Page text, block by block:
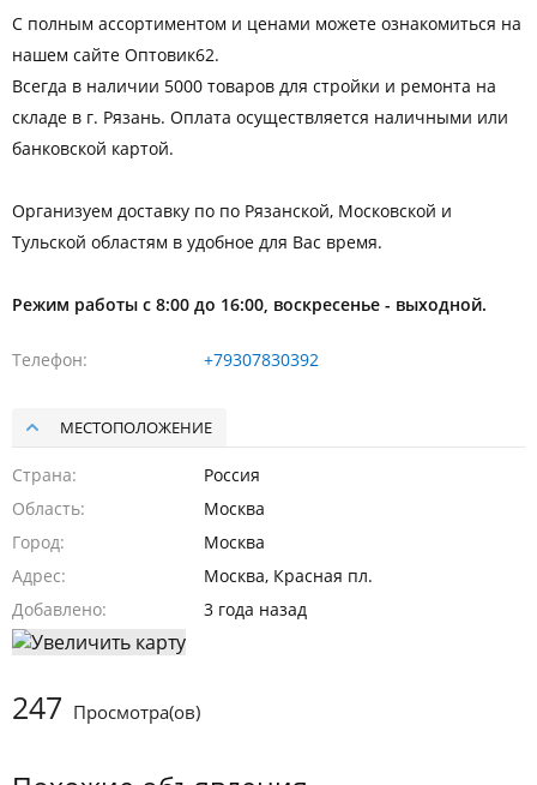
С полным ассортиментом и ценами можете ознакомиться на
нашем сайте Оптовик62.
Всегда в наличии 5000 товаров для стройки и ремонта на
складе в г. Рязань. Оплата осуществляется наличными или
банковской картой.
Организуем доставку по по Рязанской, Московской и
Тульской областям в удобное для Вас время.
Режим работы с 8:00 до 16:00, воскресенье - выходной.
Телефон +79307830392
МЕСТОПОЛОЖЕНИЕ
Страна
Россия
Область
Москва
Город
Москва
Адрес
Москва, Красная пл.
Добавлено
3 года назад
247 Просмотра(ов)